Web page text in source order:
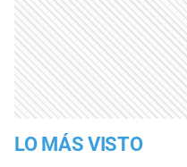
LO MÁS VISTO